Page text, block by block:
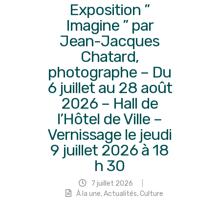
Exposition ”
Imagine ” par
Jean-Jacques
Chatard,
photographe – Du
6 juillet au 28 août
2026 – Hall de
l’Hôtel de Ville –
Vernissage le jeudi
9 juillet 2026 à 18
h 30
7 juillet 2026
À la une,Actualités,Culture